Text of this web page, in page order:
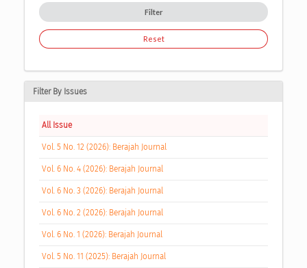
Filter
Reset
Filter By Issues
All Issue
Vol. 5 No. 12 (2026): Berajah Journal
Vol. 6 No. 4 (2026): Berajah Journal
Vol. 6 No. 3 (2026): Berajah Journal
Vol. 6 No. 2 (2026): Berajah Journal
Vol. 6 No. 1 (2026): Berajah Journal
Vol. 5 No. 11 (2025): Berajah Journal